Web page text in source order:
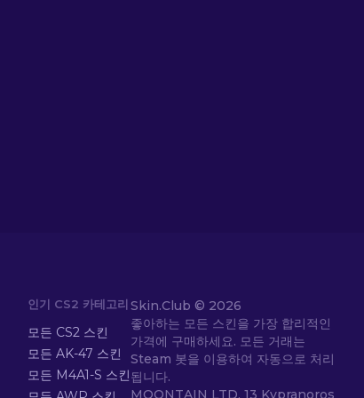
인기 CS2 카테고리
모든 CS2 스킨
모든 AK-47 스킨
모든 M4A1-S 스킨
Skin.Club © 2026
좋아하는 모든 스킨을 가장 합리적인
가격에 구매하세요. 모든 거래는
Steam 봇을 이용하여 자동으로 처리
됩니다.
MOONTAIN LTD, 13 Kypranoros